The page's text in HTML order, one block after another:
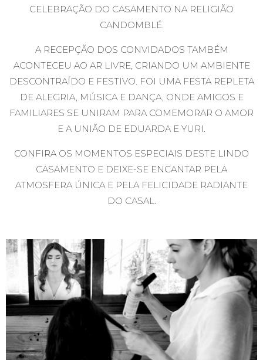
CELEBRAÇÃO DO CASAMENTO NA RELIGIÃO
CANDOMBLÉ.
A RECEPÇÃO DOS CONVIDADOS TAMBÉM
ACONTECEU AO AR LIVRE, CRIANDO UM AMBIENTE
DESCONTRAÍDO E FESTIVO. FOI UMA FESTA REPLETA
DE ALEGRIA, MÚSICA E DANÇA, ONDE AMIGOS E
FAMILIARES SE UNIRAM PARA COMEMORAR O AMOR
E A UNIÃO DE EDUARDA E YURI.
CONFIRA OS MOMENTOS ESPECIAIS DESTE LINDO
CASAMENTO E DEIXE-SE ENCANTAR PELA
ATMOSFERA ÚNICA E PELA FELICIDADE RADIANTE
DO CASAL.